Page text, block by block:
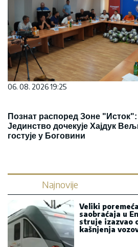
06. 08. 2026 19:25
Познат распоред Зоне
Јединство дочекује Хајдук
гостује у Боговини
Najnovije
Veliki
saobraćaja u
struje izazvao
kašnjenja